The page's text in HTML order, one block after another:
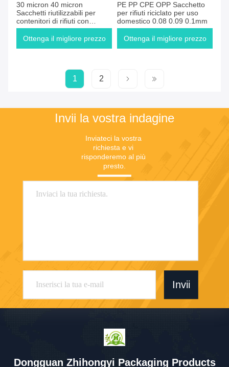
30 micron 40 micron
Sacchetti riutilizzabili per
contenitori di rifiuti con
chiusura a corda
Ottenga il migliore prezzo
PE PP CPE OPP Sacchetto
per rifiuti riciclato per uso
domestico 0.08 0.09 0.1mm
Ottenga il migliore prezzo
1 2
Invii la vostra indagine
Inviateci la vostra
richiesta e vi
risponderemo al più
presto.
Invii
Dongguan Zhihongyi Packaging Products